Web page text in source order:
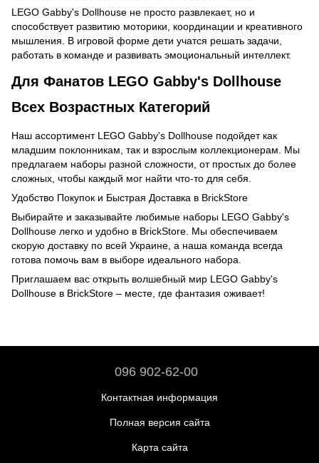
LEGO Gabby's Dollhouse не просто развлекает, но и
способствует развитию моторики, координации и креативного
мышления. В игровой форме дети учатся решать задачи,
работать в команде и развивать эмоциональный интеллект.
Для Фанатов LEGO Gabby's Dollhouse
Всех Возрастных Категорий
Наш ассортимент LEGO Gabby's Dollhouse подойдет как
младшим поклонникам, так и взрослым коллекционерам. Мы
предлагаем наборы разной сложности, от простых до более
сложных, чтобы каждый мог найти что-то для себя.
Удобство Покупок и Быстрая Доставка в BrickStore
Выбирайте и заказывайте любимые наборы LEGO Gabby's
Dollhouse легко и удобно в BrickStore. Мы обеспечиваем
скорую доставку по всей Украине, а наша команда всегда
готова помочь вам в выборе идеального набора.
Приглашаем вас открыть волшебный мир LEGO Gabby's
Dollhouse в BrickStore – месте, где фантазия оживает!
096 902-62-00
Контактная информация
Полная версия сайта
Карта сайта